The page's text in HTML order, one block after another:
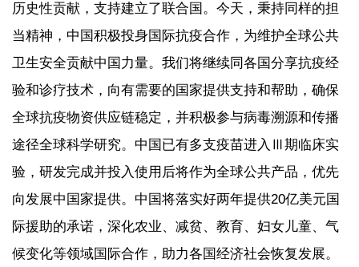
历史性贡献，支持建立了联合国。今天，秉持同样的担
当精神，中国积极投身国际抗疫合作，为维护全球公共
卫生安全贡献中国力量。我们将继续同各国分享抗疫经
验和诊疗技术，向有需要的国家提供支持和帮助，确保
全球抗疫物资供应链稳定，并积极参与病毒溯源和传播
途径全球科学研究。中国已有多支疫苗进入Ⅲ期临床实
验，研发完成并投入使用后将作为全球公共产品，优先
向发展中国家提供。中国将落实好两年提供20亿美元国
际援助的承诺，深化农业、减贫、教育、妇女儿童、气
候变化等领域国际合作，助力各国经济社会恢复发展。